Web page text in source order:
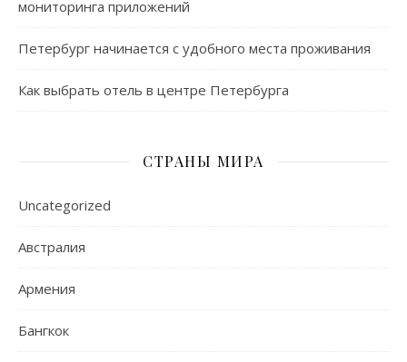
мониторинга приложений
Петербург начинается с удобного места проживания
Как выбрать отель в центре Петербурга
СТРАНЫ МИРА
Uncategorized
Австралия
Армения
Бангкок